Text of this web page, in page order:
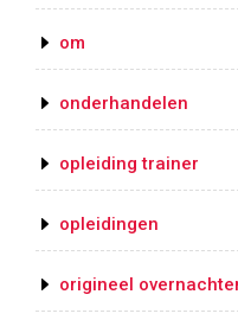
om
onderhandelen
opleiding trainer
opleidingen
origineel